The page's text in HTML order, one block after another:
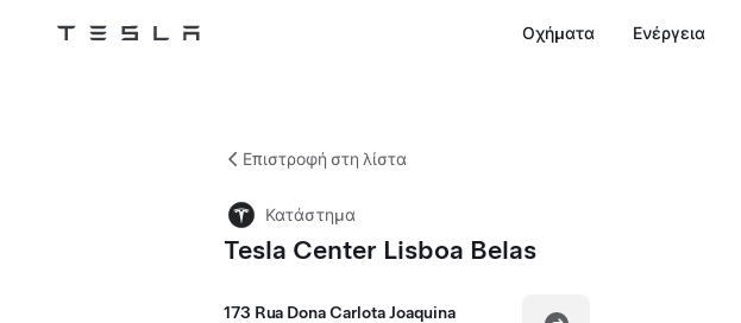
Tesla Οχήματα Ενέργεια
Επιστροφή στη λίστα
Κατάστημα
Tesla Center Lisboa Belas
173 Rua Dona Carlota Joaquina